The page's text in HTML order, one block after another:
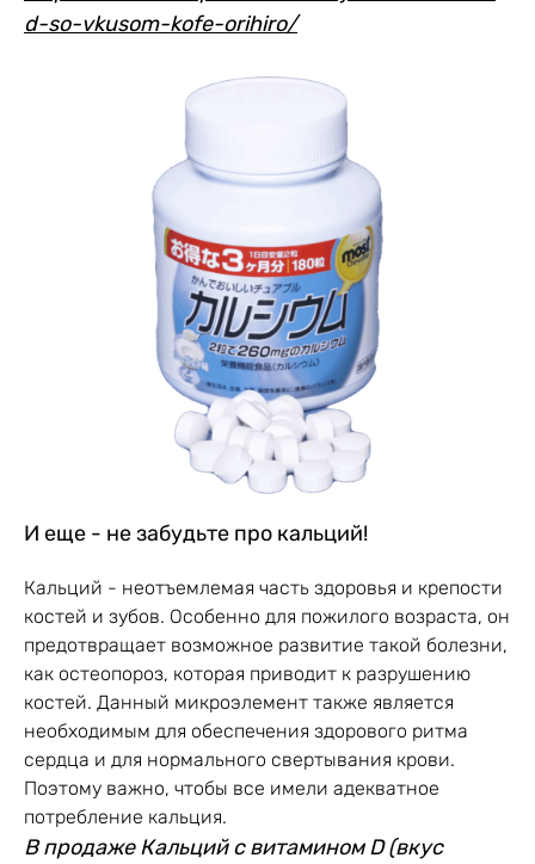
d-so-vkusom-kofe-orihiro/
И еще - не забудьте про кальций!
Кальций - неотъемлемая часть здоровья и крепости
костей и зубов. Особенно для пожилого возраста, он
предотвращает возможное развитие такой болезни,
как остеопороз, которая приводит к разрушению
костей. Данный микроэлемент также является
необходимым для обеспечения здорового ритма
сердца и для нормального свертывания крови.
Поэтому важно, чтобы все имели адекватное
потребление кальция.
В продаже Кальций с витамином D (вкус